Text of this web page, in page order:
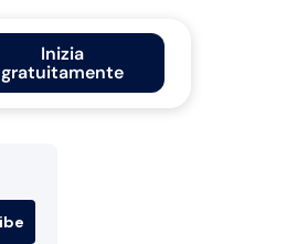
Inizia
gratuitamente